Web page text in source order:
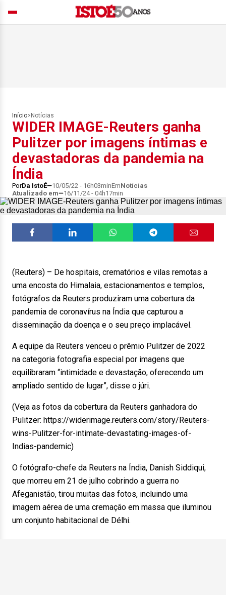
Início> Notícias
WIDER IMAGE-Reuters ganha
Pulitzer por imagens íntimas e
devastadoras da pandemia na
Índia
PorDa IstoÉ 10/05/22 - 16h03minEmNotícias
Atualizado em
16/11/24 - 04h17min
(Reuters) – De hospitais, crematórios e vilas remotas a
uma encosta do Himalaia, estacionamentos e templos,
fotógrafos da Reuters produziram uma cobertura da
pandemia de coronavírus na Índia que capturou a
disseminação da doença e o seu preço implacável.
A equipe da Reuters venceu o prêmio Pulitzer de 2022
na categoria fotografia especial por imagens que
equilibraram “intimidade e devastação, oferecendo um
ampliado sentido de lugar”, disse o júri.
(Veja as fotos da cobertura da Reuters ganhadora do
Pulitzer: https://widerimage.reuters.com/story/Reuters-
wins-Pulitzer-for-intimate-devastating-images-of-
Indias-pandemic)
O fotógrafo-chefe da Reuters na Índia, Danish Siddiqui,
que morreu em 21 de julho cobrindo a guerra no
Afeganistão, tirou muitas das fotos, incluindo uma
imagem aérea de uma cremação em massa que iluminou
um conjunto habitacional de Délhi.